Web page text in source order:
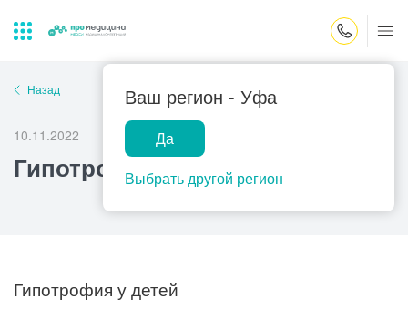
Ваш регион - Уфа
Да
Выбрать другой регион
Лабораторная
диагностика
ПроМедицина
онлайн
на дому
Закрыть поиск
Популярные запросы
Прием врача-гинеколога
Прием врача-уролога
Назад
10.11.2022
Гипотрофия
Гипотрофия у детей